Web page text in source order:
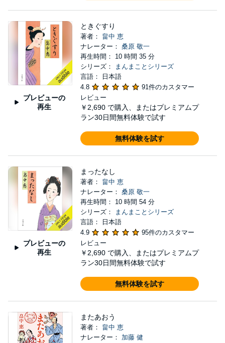
プレビューの
再生
ときぐすり
著者： 畠中 恵
ナレーター： 桑原 敬一
再生時間： 10 時間 35 分
シリーズ：
まんまことシリーズ
言語： 日本語
4.8
91件のカスタマー
レビュー
￥2,690 で購入、またはプレミアムプ
ラン30日間無料体験で試す
無料体験を試す
プレビューの
再生
まったなし
著者： 畠中 恵
ナレーター： 桑原 敬一
再生時間： 10 時間 54 分
シリーズ：
まんまことシリーズ
言語： 日本語
4.9
95件のカスタマー
レビュー
￥2,690 で購入、またはプレミアムプ
ラン30日間無料体験で試す
無料体験を試す
またあおう
著者： 畠中 恵
ナレーター： 加藤 健